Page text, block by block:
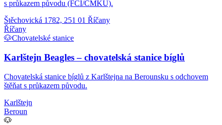
s průkazem původu (FCI/ČMKU).
Štěchovická 1782, 251 01 Říčany
Říčany
🐶Chovatelské stanice
Karlštejn Beagles – chovatelská stanice bíglů
Chovatelská stanice bíglů z Karlštejna na Berounsku s odchovem
štěňat s průkazem původu.
Karlštejn
Beroun
🐶